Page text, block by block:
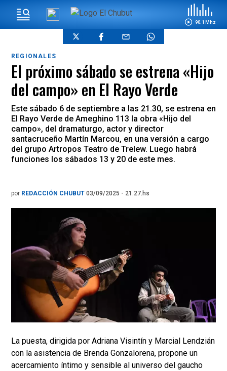
90.1 Mhz
REGIONALES
El próximo sábado se estrena «Hijo
del campo» en El Rayo Verde
Este sábado 6 de septiembre a las 21.30, se estrena en
El Rayo Verde de Ameghino 113 la obra «Hijo del
campo», del dramaturgo, actor y director
santacruceño Martín Marcou, en una versión a cargo
del grupo Artropos Teatro de Trelew. Luego habrá
funciones los sábados 13 y 20 de este mes.
por REDACCIÓN CHUBUT 03/09/2025 - 21.27.hs
La puesta, dirigida por Adriana Visintín y Marcial Lendzián
con la asistencia de Brenda Gonzalorena, propone un
acercamiento íntimo y sensible al universo del gaucho